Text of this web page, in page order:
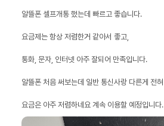
요금은 아주 저렴하네요 계속 이용할 예정입니다.